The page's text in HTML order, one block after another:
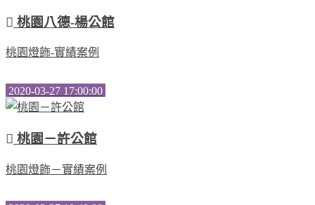
桃園八德-楊公館
桃園燈飾-實績案例
2020-03-27 17:00:00
桃園－許公館
桃園燈飾－實績案例